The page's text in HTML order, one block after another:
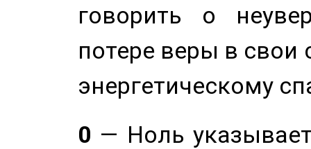
говорить о
потере веры в свои
энергетическому
0 — Ноль